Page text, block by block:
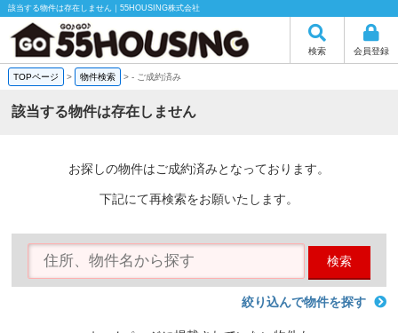
該当する物件は存在しません｜55HOUSING株式会社
検索 会員登録
TOPページ > 物件検索 >- ご成約済み
該当する物件は存在しません
お探しの物件はご成約済みとなっております。
下記にて再検索をお願いたします。
検索
絞り込んで物件を探す